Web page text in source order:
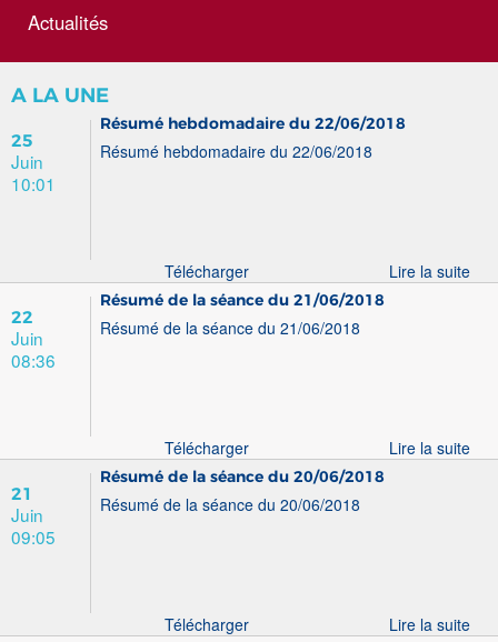
Actualités
A LA UNE
25
Juin
10:01
Résumé hebdomadaire du 22/06/2018
Résumé hebdomadaire du 22/06/2018
Lire la suite
Télécharger
22
Juin
08:36
Résumé de la séance du 21/06/2018
Résumé de la séance du 21/06/2018
Lire la suite
Télécharger
21
Juin
09:05
Résumé de la séance du 20/06/2018
Résumé de la séance du 20/06/2018
Lire la suite
Télécharger